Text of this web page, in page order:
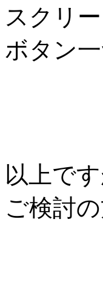
スクリ
ボタン
以上で
ご検討